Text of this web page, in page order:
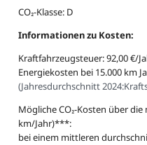
CO₂-Klasse: D
Informationen zu Kosten:
Kraftfahrzeugsteuer: 92,00 €/
Energiekosten bei 15.000 km
(Jahresdurchschnitt 2024:
Mögliche CO₂-Kosten über die
km/Jahr)***:
bei einem mittleren